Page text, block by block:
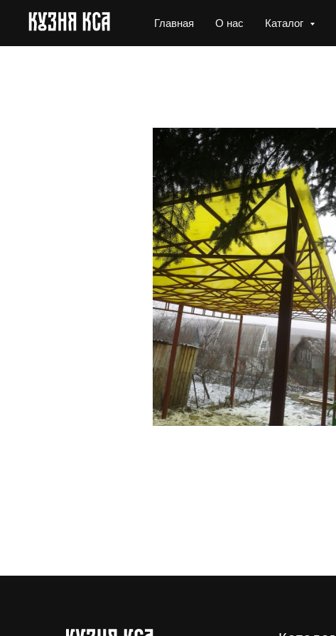
Главная О нас Каталог